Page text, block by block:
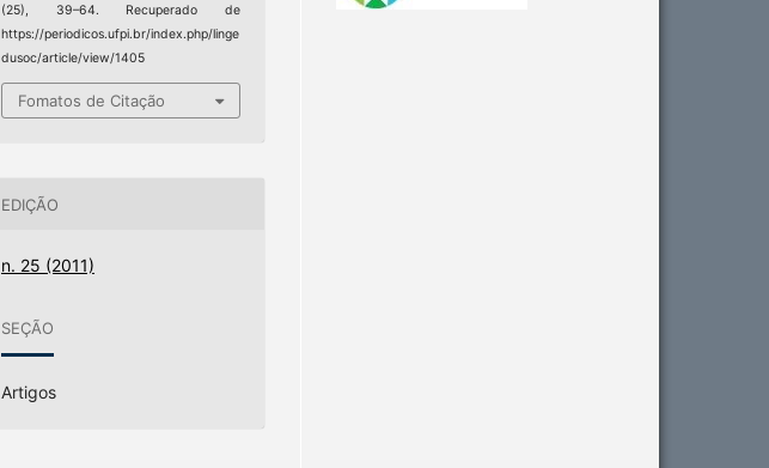
(25), 39–64. Recuperado de
https://periodicos.ufpi.br/index.php/linge
dusoc/article/view/1405
Fomatos de Citação
EDIÇÃO
n. 25 (2011)
SEÇÃO
Artigos